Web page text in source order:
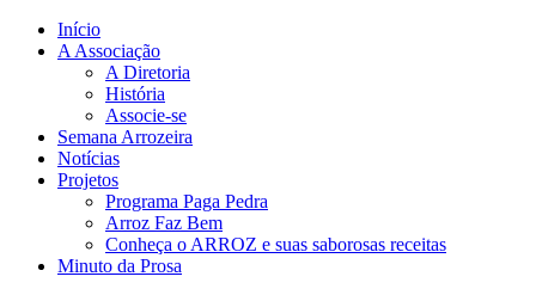
Início
A Associação
A Diretoria
História
Associe-se
Semana Arrozeira
Notícias
Projetos
Programa Paga Pedra
Arroz Faz Bem
Conheça o ARROZ e suas saborosas receitas
Minuto da Prosa